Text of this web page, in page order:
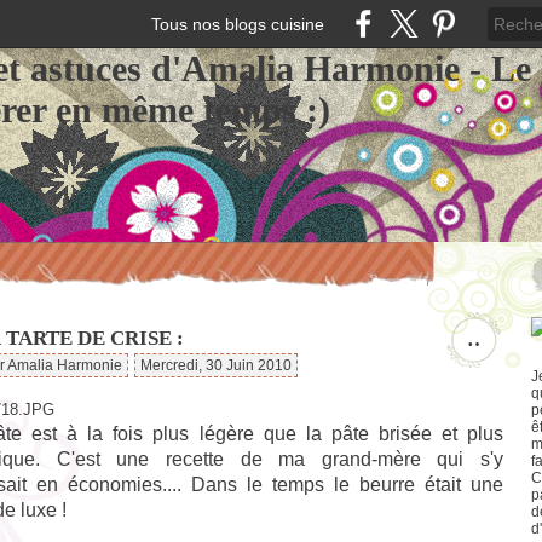
Tous nos blogs cuisine
astuces d'Amalia Harmonie - Le
en même temps :)
…
DE CRISE :
Amalia Harmonie Mercredi, 30 Juin 2010
est à la fois plus légère que la pâte brisée et plus
C'est une recette de ma grand-mère qui s'y
en économies.... Dans le temps le beurre était une
luxe !